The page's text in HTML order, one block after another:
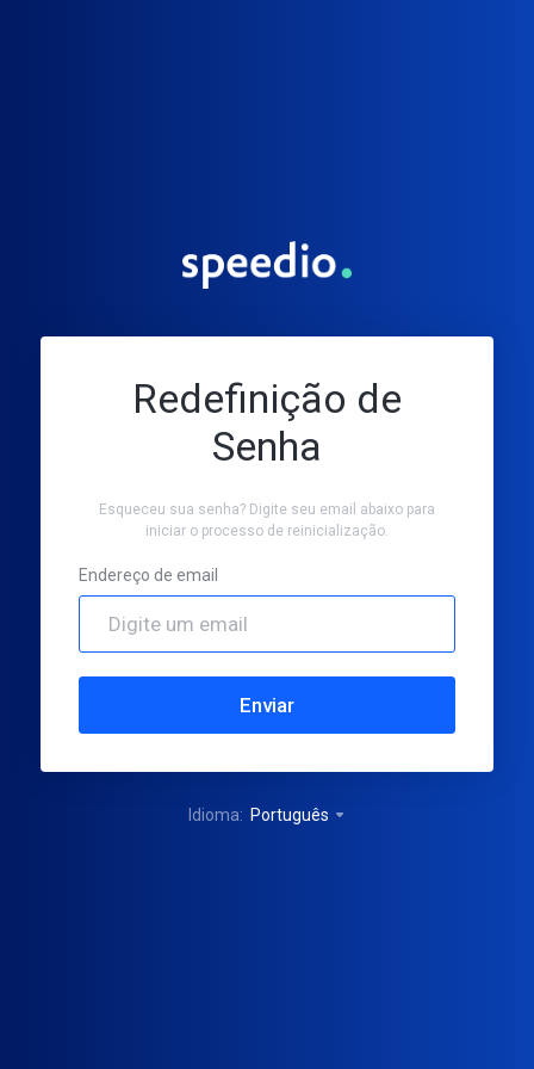
Redefinição de
Senha
Esqueceu sua senha? Digite seu email abaixo para
iniciar o processo de reinicialização.
Endereço de email
Enviar
Idioma: Português